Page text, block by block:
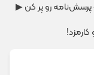
پرسش‌نامه رو پر کن ▶